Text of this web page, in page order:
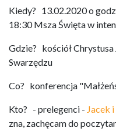
Kiedy? 13.02.2020 o
18:30 Msza Święta w
Gdzie? kościół
Swarzędzu
Co? konferencja
Kto? - prelegenci - Jacek
zna, zachęcam do